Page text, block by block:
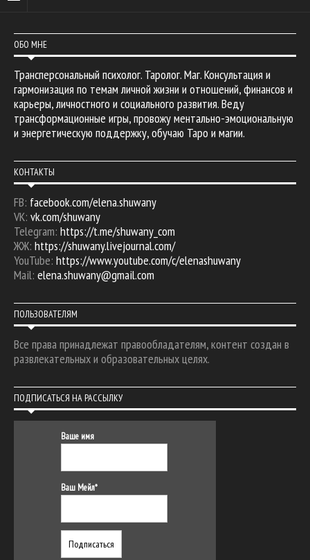
ОБО МНЕ
Трансперсональный психолог. Таролог. Маг. Консультация и
гармонизация по темам личной жизни и отношений, финансов и
карьеры, личностного и социального развития. Веду
трансформационные игры, провожу ментально-эмоциональную
и энергетическую поддержку, обучаю Таро и магии.
КОНТАКТЫ
FB: facebook.com/elena.shuwany
VK: vk.com/shuwany
Telegram: https://t.me/shuwany_com
ЖЖ: https://shuwany.livejournal.com/
YouTube: https://www.youtube.com/c/elenashuwany
Mail: elena.shuwany@gmail.com
ПОЛЬЗОВАТЕЛЯМ
Все права принадлежат правообладателям, контент создан в
развлекательных и образовательных целях.
ПОДПИСАТЬСЯ НА РАССЫЛКУ
Ваше имя
Ваш Мейл*